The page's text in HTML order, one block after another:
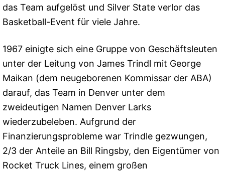
das Team aufgelöst und Silver State verlor das
Basketball-Event für viele Jahre.
1967 einigte sich eine Gruppe von Geschäftsleuten
unter der Leitung von James Trindl mit George
Maikan (dem neugeborenen Kommissar der ABA)
darauf, das Team in Denver unter dem
zweideutigen Namen Denver Larks
wiederzubeleben. Aufgrund der
Finanzierungsprobleme war Trindle gezwungen,
2/3 der Anteile an Bill Ringsby, den Eigentümer von
Rocket Truck Lines, einem großen